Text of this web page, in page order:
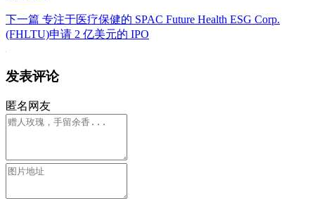
下一篇 专注于医疗保健的 SPAC Future Health ESG Corp.
(FHLTU)申请 2 亿美元的 IPO
发表评论
匿名网友